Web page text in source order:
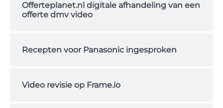
Offerteplanet.nl digitale afhandeling van een
offerte dmv video
Recepten voor Panasonic ingesproken
Video revisie op Frame.io